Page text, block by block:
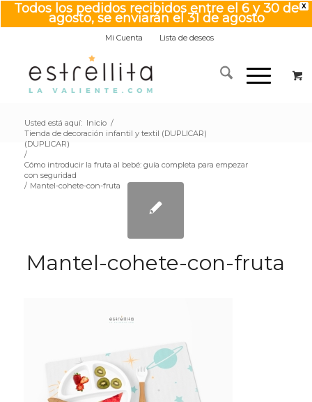
X
Todos los pedidos recibidos entre el 6 y 30 de
agosto, se enviarán el 31 de agosto
Mi Cuenta Lista de deseos
Usted está aquí: Inicio /
Tienda de decoración infantil y textil (DUPLICAR)
(DUPLICAR)
/
Cómo introducir la fruta al bebé: guía completa para empezar
con seguridad
/ Mantel-cohete-con-fruta
Mantel-cohete-con-fruta